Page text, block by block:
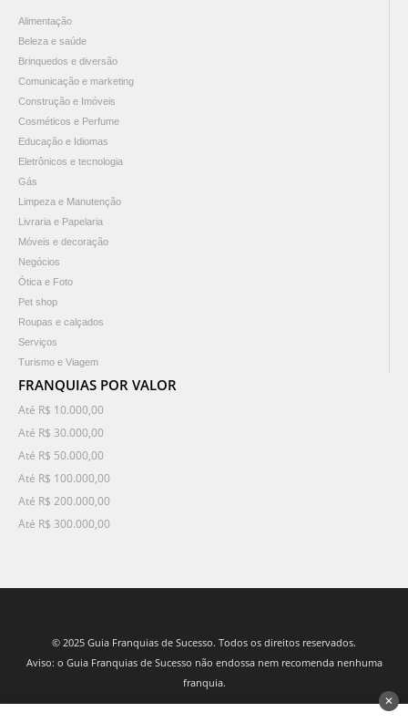
Alimentação
Beleza e saúde
Brinquedos e diversão
Comunicação e marketing
Construção e Imóveis
Cosméticos e Perfume
Educação e Idiomas
Eletrônicos e tecnologia
Gás
Limpeza e Manutenção
Livraria e Papelaria
Móveis e decoração
Negócios
Ótica e Foto
Pet shop
Roupas e calçados
Serviços
Turismo e Viagem
FRANQUIAS POR VALOR
Até R$ 10.000,00
Até R$ 30.000,00
Até R$ 50.000,00
Até R$ 100.000,00
Até R$ 200.000,00
Até R$ 300.000,00
© 2025 Guia Franquias de Sucesso. Todos os direitos reservados.
Aviso: o Guia Franquias de Sucesso não endossa nem recomenda nenhuma
franquia.
✕